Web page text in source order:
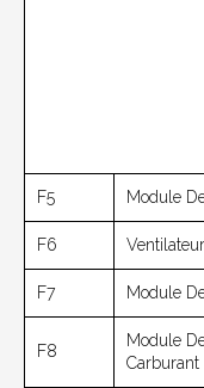
F5 Module
F6
F7 Module
F8
Module
Carburant